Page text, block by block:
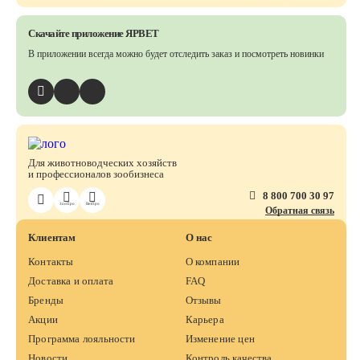
ЗооПро ВетПро
Для животноводческих хозяйств
и профессионалов зообизнеса
8 800 700 30 97
Обратная связь
Клиентам
Контакты
Доставка и оплата
Бренды
Акции
Программа лояльности
О нас
О компании
FAQ
Отзывы
Карьера
Изменение цен
Скачайте приложение ЯРВЕТ
В приложении всегда можно будет отследить заказ и посмотреть новинки